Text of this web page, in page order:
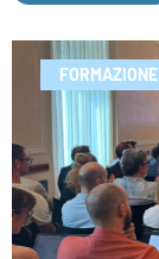
FORMAZIONE